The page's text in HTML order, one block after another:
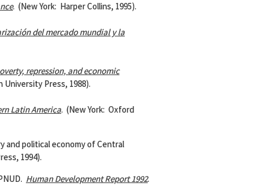
. (New York: Harper Collins, 1995).
del mercado mundial y la
repression, and economic
Press, 1988).
Latin America. (New York: Oxford
political economy of Central
1994).
Human Development Report 1992.